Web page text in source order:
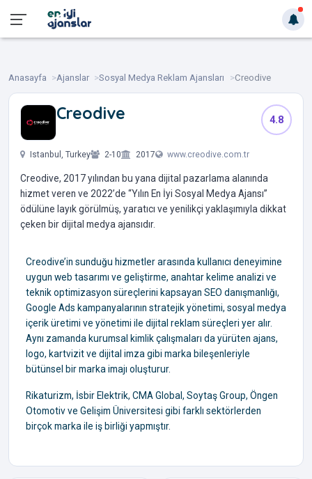
Anasayfa Ajanslar Sosyal Medya Reklam Ajansları Creodive
Creodive 4.8
Istanbul, Turkey 2-10 2017 www.creodive.com.tr
Creodive, 2017 yılından bu yana dijital pazarlama alanında
hizmet veren ve 2022’de “Yılın En İyi Sosyal Medya Ajansı”
ödülüne layık görülmüş, yaratıcı ve yenilikçi yaklaşımıyla dikkat
çeken bir dijital medya ajansıdır.
Creodive’in sunduğu hizmetler arasında kullanıcı deneyimine
uygun web tasarımı ve geliştirme, anahtar kelime analizi ve
teknik optimizasyon süreçlerini kapsayan SEO danışmanlığı,
Google Ads kampanyalarının stratejik yönetimi, sosyal medya
içerik üretimi ve yönetimi ile dijital reklam süreçleri yer alır.
Aynı zamanda kurumsal kimlik çalışmaları da yürüten ajans,
logo, kartvizit ve dijital imza gibi marka bileşenleriyle
bütünsel bir marka imajı oluşturur.
Rikaturizm, İsbir Elektrik, CMA Global, Soytaş Group, Öngen
Otomotiv ve Gelişim Üniversitesi gibi farklı sektörlerden
birçok marka ile iş birliği yapmıştır.